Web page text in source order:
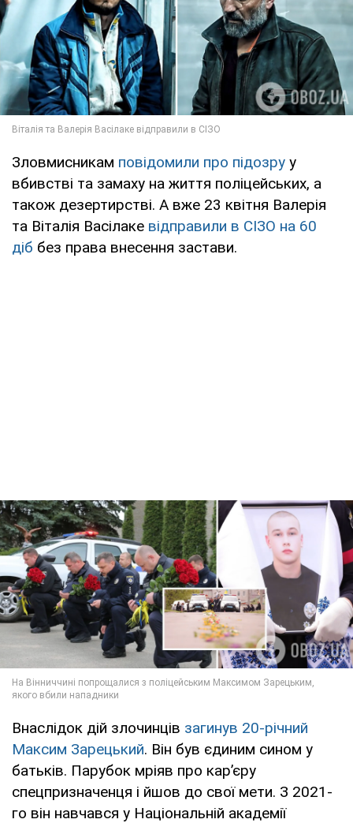
Зловмисникам повідомили про підозру у
вбивстві та замаху на життя поліцейських, а
також дезертирстві. А вже 23 квітня Валерія
та Віталія Васілаке відправили в СІЗО на 60
діб без права внесення застави.
Внаслідок дій злочинців загинув 20-річний
Максим Зарецький. Він був єдиним сином у
батьків. Парубок мріяв про кар’єру
спецпризначенця і йшов до свої мети. З 2021-
го він навчався у Національній академії